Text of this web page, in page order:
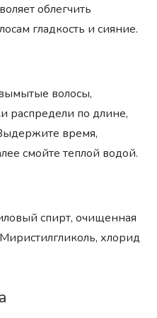
облегчить
гладкость и сияние.
волосы,
распредели по длине,
время,
смойте теплой водой.
спирт, очищенная
хлорид